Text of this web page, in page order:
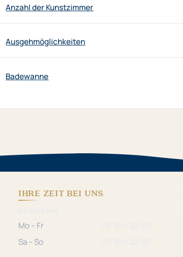
Anzahl der Kunstzimmer
Ausgehmöglichkeiten
Badewanne
IHRE ZEIT BEI UNS
Mo – Fr
Sa – So